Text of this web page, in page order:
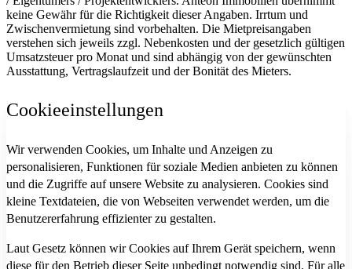
keine Gewähr für die Richtigkeit dieser Angaben. Irrtum und
Zwischenvermietung sind vorbehalten. Die Mietpreisangaben
verstehen sich jeweils zzgl. Nebenkosten und der gesetzlich gültigen
Umsatzsteuer pro Monat und sind abhängig von der gewünschten
Ausstattung, Vertragslaufzeit und der Bonität des Mieters.
Cookieeinstellungen
Wir verwenden Cookies, um Inhalte und Anzeigen zu
personalisieren, Funktionen für soziale Medien anbieten zu können
und die Zugriffe auf unsere Website zu analysieren. Cookies sind
kleine Textdateien, die von Webseiten verwendet werden, um die
Benutzererfahrung effizienter zu gestalten.
Laut Gesetz können wir Cookies auf Ihrem Gerät speichern, wenn
diese für den Betrieb dieser Seite unbedingt notwendig sind. Für alle